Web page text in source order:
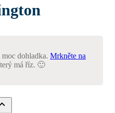
dohladka. Mrkněte na
má říz. 🙂